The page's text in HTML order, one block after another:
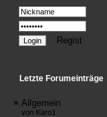
Regist
Letzte Forumeinträge
» Allgemein
von Karo1